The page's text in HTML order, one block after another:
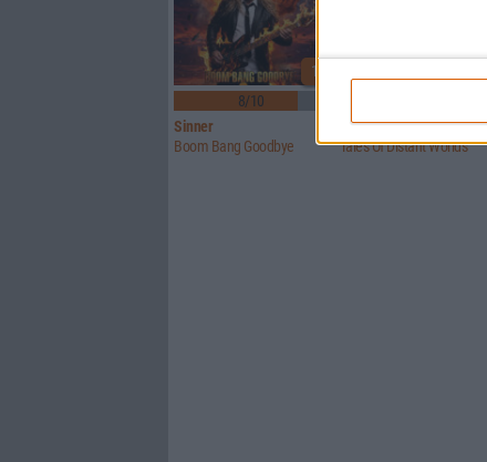
1
8/10
Sinner
Boom Bang Goodbye
Crusade Of Bards
Tales Of Distant Worlds